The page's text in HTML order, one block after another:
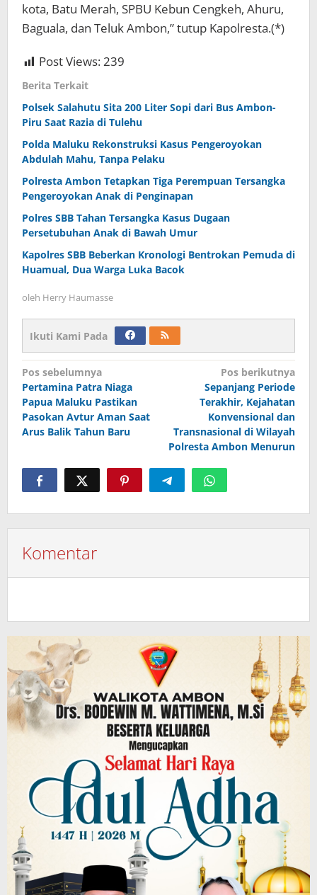
kota, Batu Merah, SPBU Kebun Cengkeh, Ahuru,
Baguala, dan Teluk Ambon,” tutup Kapolresta.(*)
Post Views:239
Berita Terkait
Polsek Salahutu Sita 200 Liter Sopi dari Bus Ambon-
Piru Saat Razia di Tulehu
Polda Maluku Rekonstruksi Kasus Pengeroyokan
Abdulah Mahu, Tanpa Pelaku
Polresta Ambon Tetapkan Tiga Perempuan Tersangka
Pengeroyokan Anak di Penginapan
Polres SBB Tahan Tersangka Kasus Dugaan
Persetubuhan Anak di Bawah Umur
Kapolres SBB Beberkan Kronologi Bentrokan Pemuda di
Huamual, Dua Warga Luka Bacok
oleh Herry Haumasse
Ikuti Kami Pada
Navigasi
pos
Pos sebelumnya
Pertamina Patra Niaga
Papua Maluku Pastikan
Pasokan Avtur Aman Saat
Arus Balik Tahun Baru
Pos berikutnya
Sepanjang Periode
Terakhir, Kejahatan
Konvensional dan
Transnasional di Wilayah
Polresta Ambon Menurun
Komentar